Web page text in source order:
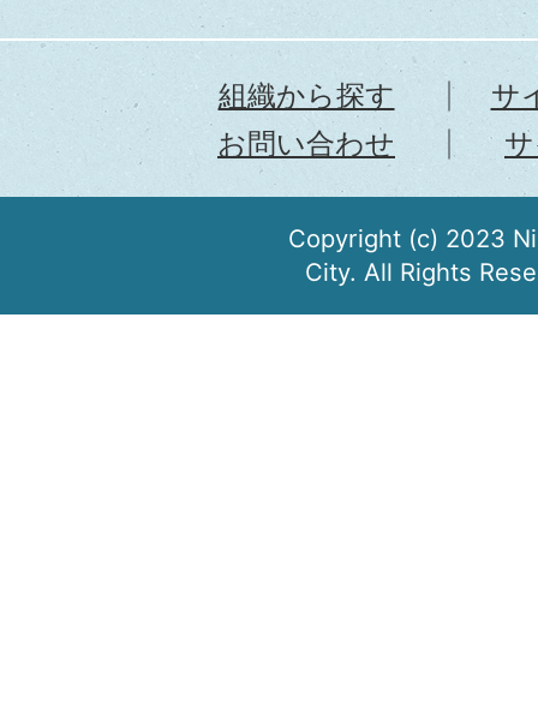
組織から探す
サ
お問い合わせ
Copyright (c) 2023
City. All Rights